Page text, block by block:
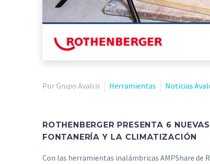
Por Grupo Avalco Herramientas Noticias
ROTHENBERGER PRESENTA 6
FONTANERÍA Y LA CLIMATIZACIÓN
Con las herramientas inalámbricas AMPShare de